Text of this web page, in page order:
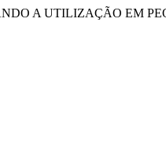
A UTILIZAÇÃO EM